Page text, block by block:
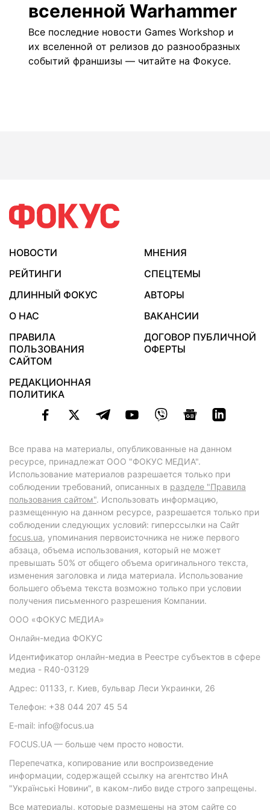
вселенной Warhammer
Все последние новости Games Workshop и
их вселенной от релизов до разнообразных
событий франшизы — читайте на Фокусе.
НОВОСТИ
МНЕНИЯ
РЕЙТИНГИ
СПЕЦТЕМЫ
ДЛИННЫЙ ФОКУС
АВТОРЫ
О НАС
ВАКАНСИИ
ПРАВИЛА
ПОЛЬЗОВАНИЯ
САЙТОМ
ДОГОВОР ПУБЛИЧНОЙ
ОФЕРТЫ
РЕДАКЦИОННАЯ
ПОЛИТИКА
Все права на материалы, опубликованные на данном
ресурсе, принадлежат ООО "ФОКУС МЕДИА".
Использование материалов разрешается только при
соблюдении требований, описанных в разделе "Правила
пользования сайтом". Использовать информацию,
размещенную на данном ресурсе, разрешается только при
соблюдении следующих условий: гиперссылки на Сайт
focus.ua, упоминания первоисточника не ниже первого
абзаца, объема использования, который не может
превышать 50% от общего объема оригинального текста,
изменения заголовка и лида материала. Использование
большего объема текста возможно только при условии
получения письменного разрешения Компании.
ООО «ФОКУС МЕДИА»
Онлайн-медиа ФОКУС
Идентификатор онлайн-медиа в Реестре субъектов в сфере
медиа - R40-03129
Адрес: 01133, г. Киев, бульвар Леси Украинки, 26
Телефон: +38 044 207 45 54
E-mail: info@focus.ua
FOCUS.UA — больше чем просто новости.
Перепечатка, копирование или воспроизведение
информации, содержащей ссылку на агентство ИнА
"Українські Новини", в каком-либо виде строго запрещены.
Все материалы, которые размещены на этом сайте со